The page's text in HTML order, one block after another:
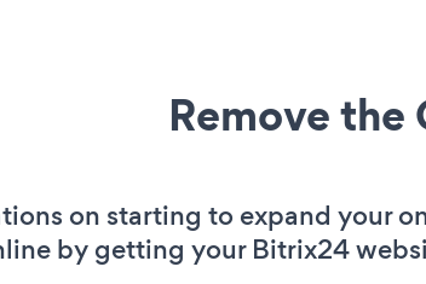
Remove the
on starting to expand your
by getting your Bitrix24